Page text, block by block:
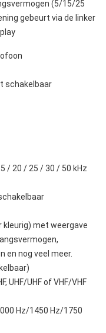
(5/15/25
gebeurt via de linker
schakelbaar
/ 20 / 25 / 30 / 50 kHz
kleurig) met weergave
en nog veel meer.
UHF/UHF of VHF/VHF
Hz/1450 Hz/1750